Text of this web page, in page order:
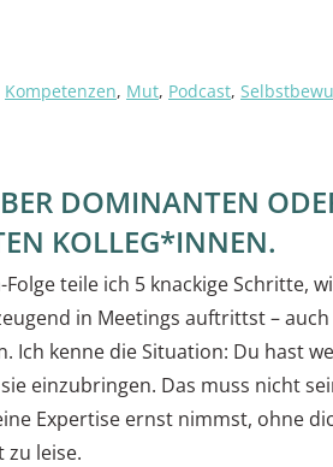
Kompetenzen, Mut, Podcast,
DOMINANTEN
KOLLEG*INNEN.
teile ich 5 knackige Schritte,
in Meetings auftrittst –
Ich kenne die Situation: Du hast
einzubringen. Das muss nicht
Expertise ernst nimmst, ohne
zu leise.